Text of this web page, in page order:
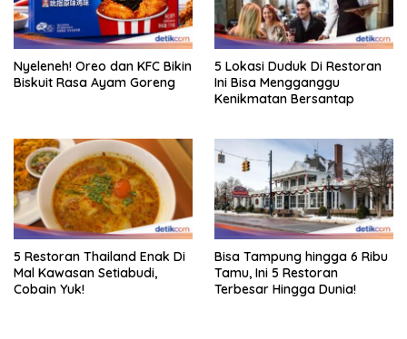
Nyeleneh! Oreo dan KFC Bikin
Biskuit Rasa Ayam Goreng
5 Lokasi Duduk Di Restoran
Ini Bisa Mengganggu
Kenikmatan Bersantap
5 Restoran Thailand Enak Di
Mal Kawasan Setiabudi,
Cobain Yuk!
Bisa Tampung hingga 6 Ribu
Tamu, Ini 5 Restoran
Terbesar Hingga Dunia!